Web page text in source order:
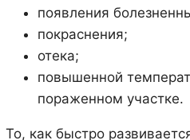
появления
покраснения;
отека;
повышенной
пораженном участке.
То, как быстро